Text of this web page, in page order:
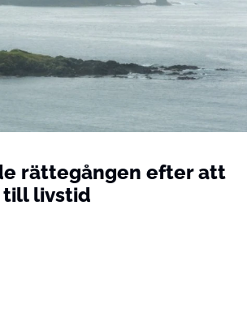
rättegången efter att
till livstid